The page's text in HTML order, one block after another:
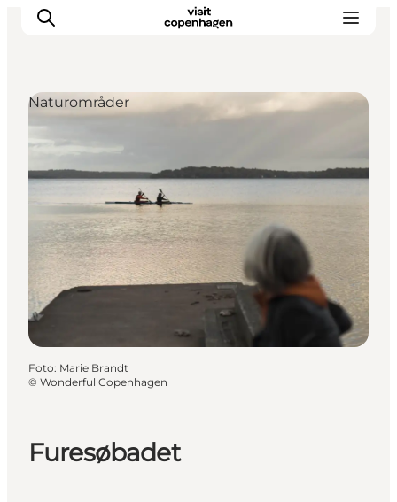
This is Copenhagen
Aktiviteter
Spis & drik
Områder
Planlæg din tur
CopenPay
Copenhagen Card
Furesøbadet
Naturområder
Foto: Marie Brandt
© Wonderful Copenhagen